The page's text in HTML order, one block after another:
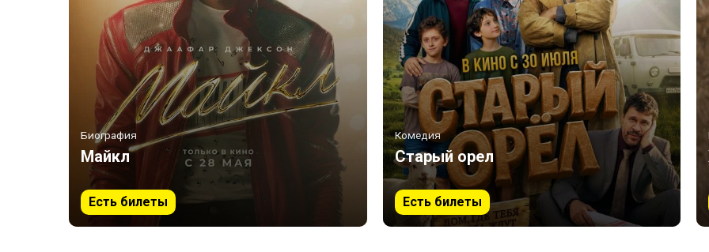
Биография
Майкл
Есть билеты
Комедия
Старый орел
Есть билеты